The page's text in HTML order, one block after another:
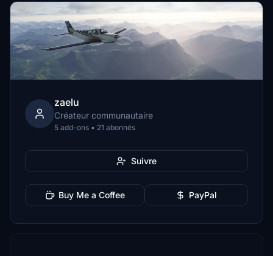
zaelu
Créateur communautaire
5 add-ons • 21 abonnés
Suivre
Buy Me a Coffee PayPal